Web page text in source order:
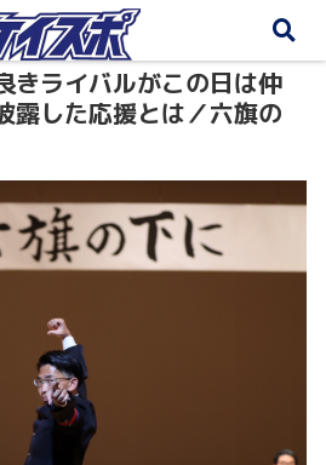
きライバルがこの日は仲
した応援とは／六旗の